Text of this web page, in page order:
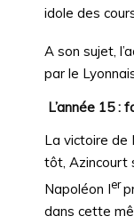
idole des
A son sujet,
par le
L’année 15 :
La victoire de
tôt, Azincourt
Napoléon Ier
dans cette